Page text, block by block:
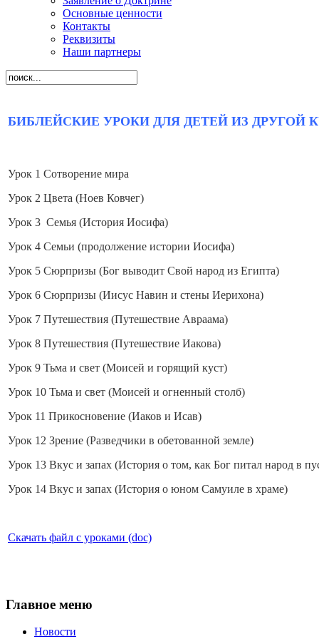
Основные ценности
Контакты
Реквизиты
Наши партнеры
БИБЛЕЙСКИЕ УРОКИ ДЛЯ ДЕТЕЙ ИЗ ДРУГОЙ
Урок 1 Сотворение мира
Урок 2 Цвета (Ноев Ковчег)
Урок 3 Семья (История Иосифа)
Урок 4 Семьи (продолжение истории Иосифа)
Урок 5 Сюрпризы (Бог выводит Свой народ из Египта)
Урок 6 Сюрпризы (Иисус Навин и стены Иерихона)
Урок 7 Путешествия (Путешествие Авраама)
Урок 8 Путешествия (Путешествие Иакова)
Урок 9 Тьма и свет (Моисей и горящий куст)
Урок 10 Тьма и свет (Моисей и огненный столб)
Урок 11 Прикосновение (Иаков и Исав)
Урок 12 Зрение (Разведчики в обетованной земле)
Урок 13 Вкус и запах (История о том, как Бог питал народ в
Урок 14 Вкус и запах (История о юном Самуиле в храме)
Скачать файл с уроками (doc)
Главное меню
Новости